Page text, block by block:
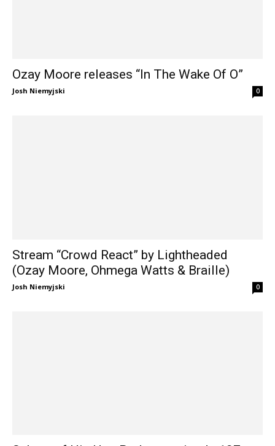
Ozay Moore releases “In The Wake Of O”
Josh Niemyjski 0
Stream “Crowd React” by Lightheaded
(Ozay Moore, Ohmega Watts & Braille)
Josh Niemyjski 0